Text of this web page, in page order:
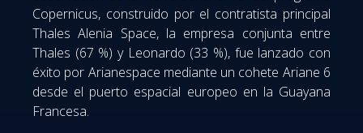
Copernicus, construido por el contratista principal
Thales Alenia Space, la empresa conjunta entre
Thales (67 %) y Leonardo (33 %), fue lanzado con
éxito por Arianespace mediante un cohete Ariane 6
desde el puerto espacial europeo en la Guayana
Francesa.